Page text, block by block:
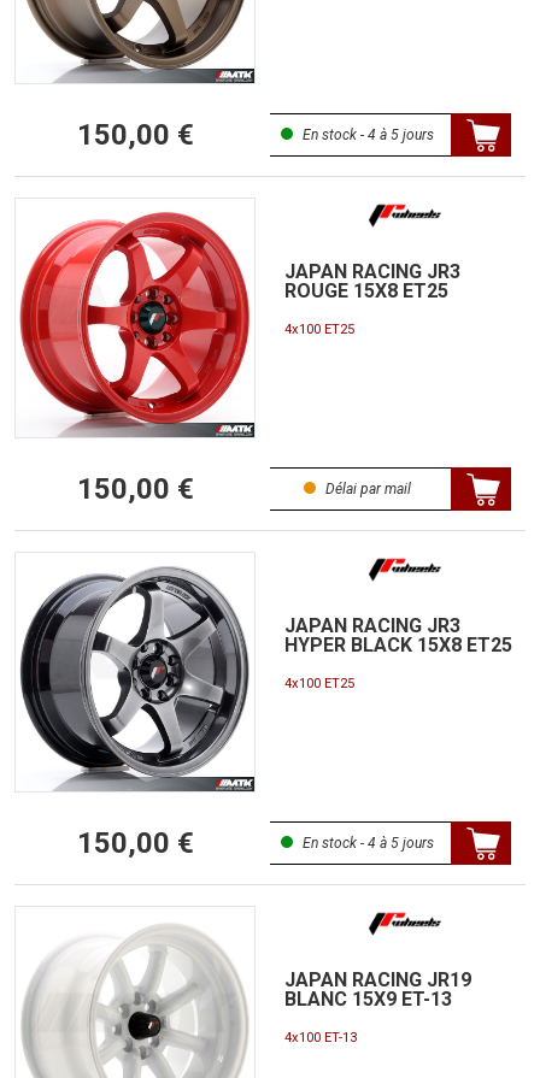
150,00 € En stock - 4 à 5 jours
JAPAN RACING JR3
ROUGE 15X8 ET25
4x100 ET25
150,00 € Délai par mail
JAPAN RACING JR3
HYPER BLACK 15X8 ET25
4x100 ET25
150,00 € En stock - 4 à 5 jours
JAPAN RACING JR19
BLANC 15X9 ET-13
4x100 ET-13